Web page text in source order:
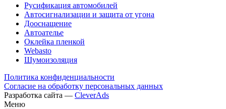
Русификация автомобилей
Автосигнализации и защита от угона
Дооснащение
Автоателье
Оклейка пленкой
Webasto
Шумоизоляция
Политика конфиденциальности
Согласие на обработку персональных данных
Разработка сайта — CleverAds
Меню